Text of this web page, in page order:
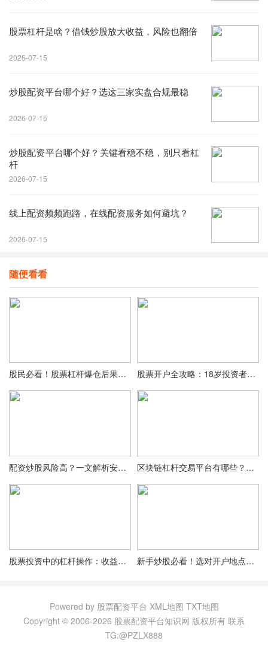
股票杠杆是啥？借钱炒股放大收益，风险也翻倍
2026-07-15
炒股配资平台哪个好？选这三家实盘合规最稳
2026-07-15
炒股配资平台哪个好？关键看稳不稳，别只看杠
杆
2026-07-15
线上配资频频跑路，在线配资服务如何避坑？
2026-07-15
随便看看
股民必看！股票杠杆爆仓后果及成因全解析，借钱炒股门道多？ 股票开户全攻略：18岁投资者必看，线上VS线下流程详解
配资炒股风险高？一文解析安全合法配资及实盘开户流程 区块链杠杆交易平台有哪些？各平台杠杆倍数及特点介绍
股票投资中的杠杆操作：收益放大与风险并存，你了解吗？ 新手炒股必看！选对开户地点，开启顺畅投资第一步
Powered by 股票配资平台 XML地图 TXT地图
Copyright © 2006-2026 股票配资平台知识网 版权所有 联系
TG:@PZLX888